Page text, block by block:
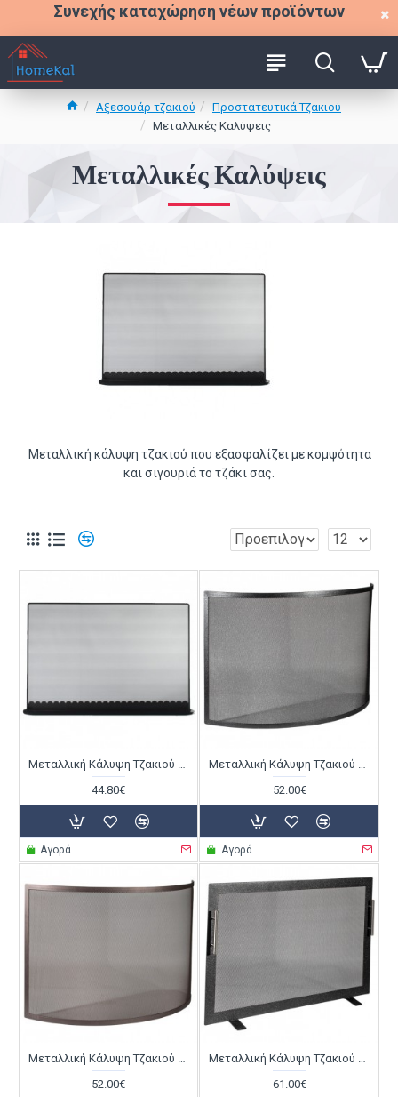
Συνεχής καταχώρηση νέων προϊόντων
Αξεσουάρ τζακιού
Προστατευτικά Τζακιού
Μεταλλικές Καλύψεις
Μεταλλικές Καλύψεις
Μεταλλική κάλυψη τζακιού που εξασφαλίζει με κομψότητα
και σιγουριά το τζάκι σας.
Μεταλλική Κάλυψη Tζακιού Viometal 580 Ορλεάνη Μαύρο Χρώμα
44.80€
Αγορά
Μεταλλική Κάλυψη Τζακιού Viometal 550 Ανόβερο Μαύρο Χρώμα
52.00€
Αγορά
Μεταλλική Κάλυψη Τζακιού Viometal 550 Ανόβερο Χρώμα Σκουριά
52.00€
Μεταλλική Κάλυψη Τζακιού Viometal 570 Τουλούζη Μαύρο Χρώμα
61.00€